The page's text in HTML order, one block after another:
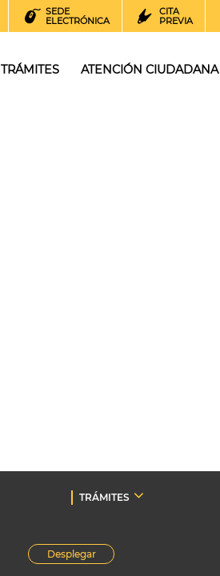
SEDE
ELECTRÓNICA
CITA
PREVIA
TRÁMITES ATENCIÓN CIUDADANA
TRÁMITES
Desplegar